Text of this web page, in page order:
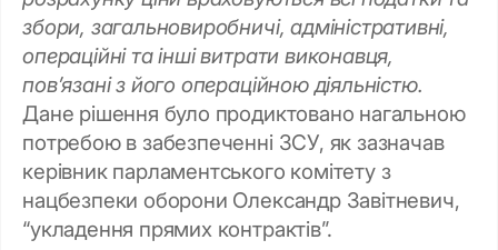
збори, загальновиробничі, адміністративні,
операційні та інші витрати виконавця,
пов’язані з його операційною діяльністю.
Дане рішення було продиктовано нагальною
потребою в забезпеченні ЗСУ, як зазначав
керівник парламентського комітету з
нацбезпеки оборони Олександр Завітневич,
“укладення прямих контрактів”.